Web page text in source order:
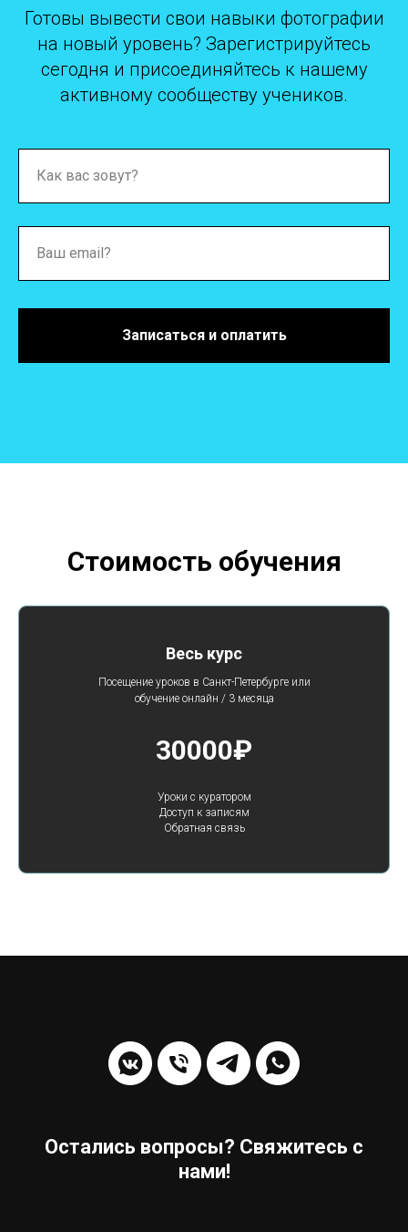
Готовы вывести свои навыки фотографии
на новый уровень? Зарегистрируйтесь
сегодня и присоединяйтесь к нашему
активному сообществу учеников.
Как вас зовут?
Ваш email?
Записаться и оплатить
Стоимость обучения
Весь курс
Посещение уроков в Санкт-Петербурге или
обучение онлайн / 3 месяца
30000₽
Уроки с куратором
Доступ к записям
Обратная связь
Остались вопросы? Свяжитесь с
нами!